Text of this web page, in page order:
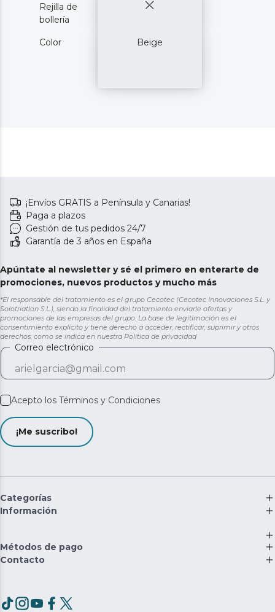
Rejilla de
bollería
Color Beige
¡Envíos GRATIS a Península y Canarias!
Paga a plazos
Gestión de tus pedidos 24/7
Garantía de 3 años en España
Apúntate al newsletter y sé el primero en enterarte de
promociones, nuevos productos y mucho más
*El responsable del tratamiento es el grupo Cecotec (Cecotec Innovaciones S.L. y
Solotriatlon S.L.), siendo la finalidad del tratamiento enviarle ofertas y
promociones de las empresas del grupo. La base de legitimación es el
consentimiento explícito y tiene derecho a acceder, rectificar, suprimir y otros
derechos, como se indica en nuestra Política de privacidad
Correo electrónico
Acepto los Términos y Condiciones
¡Me suscribo!
Categorías
Información
Métodos de pago
Contacto